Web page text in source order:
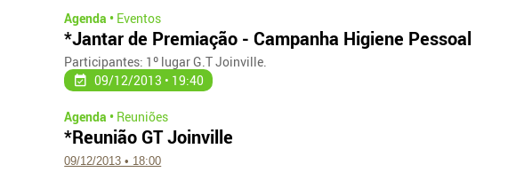
Agenda • Eventos
*Jantar de Premiação - Campanha Higiene Pessoal
Participantes: 1º lugar G.T Joinville.
09/12/2013 • 19:40
Agenda • Reuniões
*Reunião GT Joinville
09/12/2013 • 18:00